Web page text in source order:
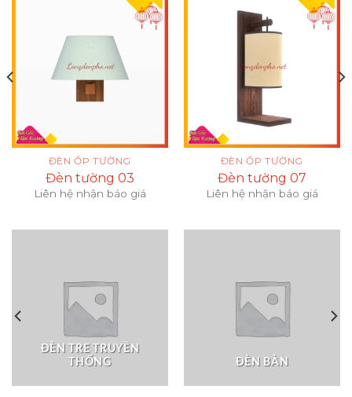
ĐÈN ỐP TƯỜNG
Đèn tường 03
Liên hệ nhận báo giá
ĐÈN ỐP TƯỜNG
Đèn tường 07
Liên hệ nhận báo giá
ĐÈN TRE TRUYỀN
THỐNG
ĐÈN BÀN